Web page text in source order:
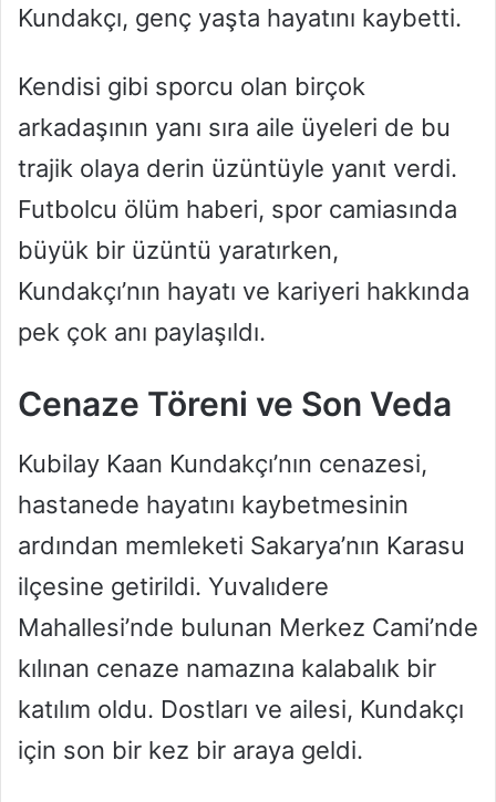
Kundakçı, genç yaşta hayatını kaybetti.
Kendisi gibi sporcu olan birçok
arkadaşının yanı sıra aile üyeleri de bu
trajik olaya derin üzüntüyle yanıt verdi.
Futbolcu ölüm haberi, spor camiasında
büyük bir üzüntü yaratırken,
Kundakçı’nın hayatı ve kariyeri hakkında
pek çok anı paylaşıldı.
Cenaze Töreni ve Son Veda
Kubilay Kaan Kundakçı’nın cenazesi,
hastanede hayatını kaybetmesinin
ardından memleketi Sakarya’nın Karasu
ilçesine getirildi. Yuvalıdere
Mahallesi’nde bulunan Merkez Cami’nde
kılınan cenaze namazına kalabalık bir
katılım oldu. Dostları ve ailesi, Kundakçı
için son bir kez bir araya geldi.